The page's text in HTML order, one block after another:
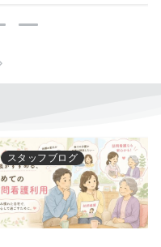
スタッフブログ